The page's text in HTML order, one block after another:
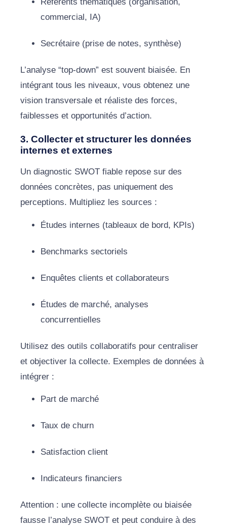
Référents thématiques (organisation,
commercial, IA)
Secrétaire (prise de notes, synthèse)
L’analyse “top-down” est souvent biaisée. En
intégrant tous les niveaux, vous obtenez une
vision transversale et réaliste des forces,
faiblesses et opportunités d’action.
3. Collecter et structurer les données
internes et externes
Un diagnostic SWOT fiable repose sur des
données concrètes, pas uniquement des
perceptions. Multipliez les sources :
Études internes (tableaux de bord, KPIs)
Benchmarks sectoriels
Enquêtes clients et collaborateurs
Études de marché, analyses
concurrentielles
Utilisez des outils collaboratifs pour centraliser
et objectiver la collecte. Exemples de données à
intégrer :
Part de marché
Taux de churn
Satisfaction client
Indicateurs financiers
Attention : une collecte incomplète ou biaisée
fausse l’analyse SWOT et peut conduire à des